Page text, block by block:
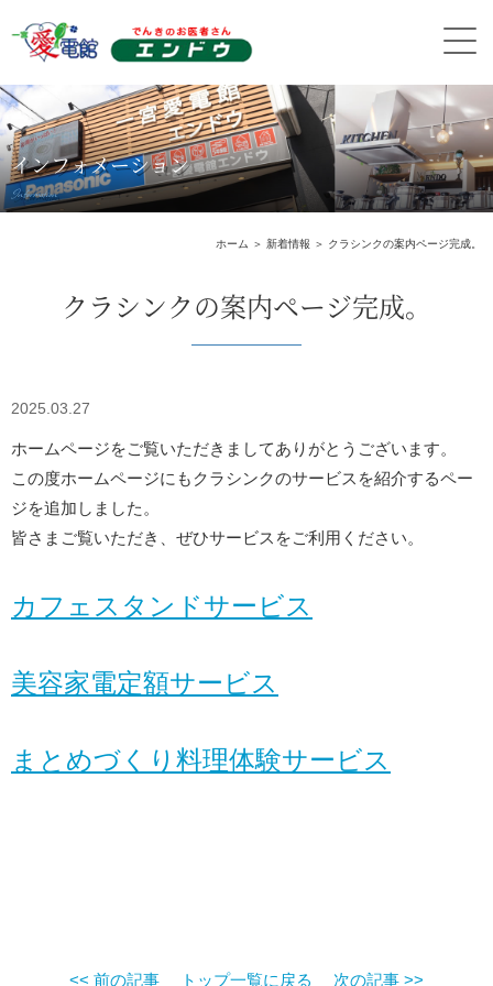
インフォメーション
Information
ホーム ＞ 新着情報 ＞ クラシンクの案内ページ完成。
クラシンクの案内ページ完成。
2025.03.27
ホームページをご覧いただきましてありがとうございます。
この度ホームページにもクラシンクのサービスを紹介するペー
ジを追加しました。
皆さまご覧いただき、ぜひサービスをご利用ください。
カフェスタンドサービス
美容家電定額サービス
まとめづくり料理体験サービス
<< 前の記事 トップ一覧に戻る 次の記事 >>